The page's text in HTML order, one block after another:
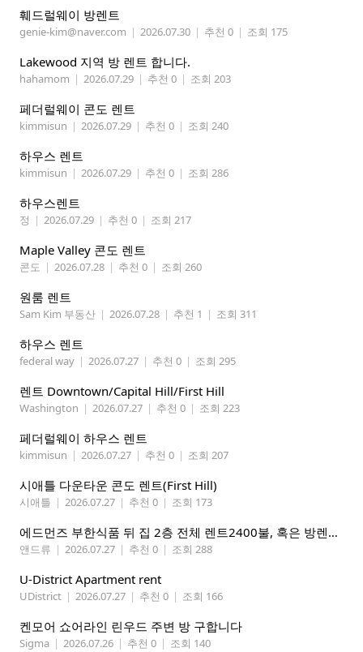
훼드럴웨이 방렌트
genie-kim@naver.com | 2026.07.30 | 추천 0 | 조회 175
Lakewood 지역 방 렌트 합니다.
hahamom | 2026.07.29 | 추천 0 | 조회 203
페더럴웨이 콘도 렌트
kimmisun | 2026.07.29 | 추천 0 | 조회 240
하우스 렌트
kimmisun | 2026.07.29 | 추천 0 | 조회 286
하우스렌트
정 | 2026.07.29 | 추천 0 | 조회 217
Maple Valley 콘도 렌트
콘도 | 2026.07.28 | 추천 0 | 조회 260
원룸 렌트
Sam Kim 부동산 | 2026.07.28 | 추천 1 | 조회 311
하우스 렌트
federal way | 2026.07.27 | 추천 0 | 조회 295
렌트 Downtown/Capital Hill/First Hill
Washington | 2026.07.27 | 추천 0 | 조회 223
페더럴웨이 하우스 렌트
kimmisun | 2026.07.27 | 추천 0 | 조회 207
시애틀 다운타운 콘도 렌트(First Hill)
시애틀 | 2026.07.27 | 추천 0 | 조회 173
에드먼즈 부한식품 뒤 집 2층 전체 렌트2400불, 혹은 방렌트 800불*2개, 마스터베드 950불. 방 3개 중에 골라 쓰세요!
앤드류 | 2026.07.27 | 추천 0 | 조회 288
U-District Apartment rent
UDistrict | 2026.07.27 | 추천 0 | 조회 166
켄모어 쇼어라인 린우드 주변 방 구합니다
Sigma | 2026.07.26 | 추천 0 | 조회 140